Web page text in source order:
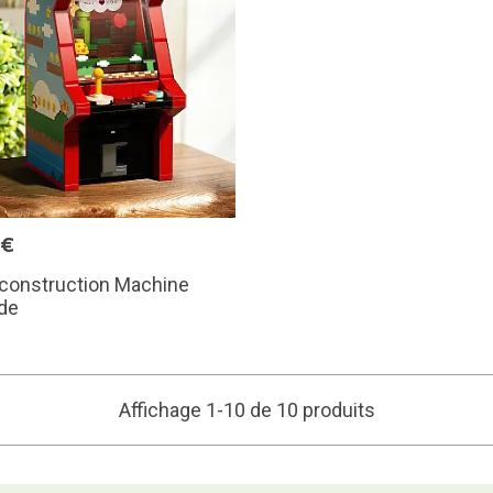
Machine
Affichage 1-10 de 10 produits